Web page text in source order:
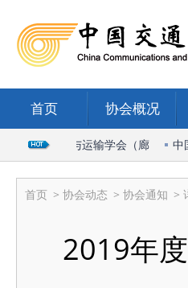
首页 协会概况
国际物流与运输学会（廊 中
首页 > 协会动态 > 协会通知 >
2019年